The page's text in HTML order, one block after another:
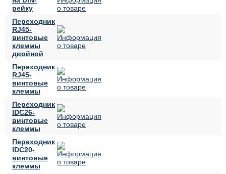
рейку
Переходник
RJ45-
винтовые
клеммы
двойной
Переходник
RJ45-
винтовые
клеммы
Переходник
IDC26-
винтовые
клеммы
Переходник
IDC20-
винтовые
клеммы